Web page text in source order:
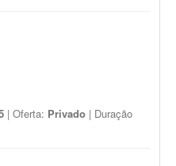
| Oferta: Privado | Duração